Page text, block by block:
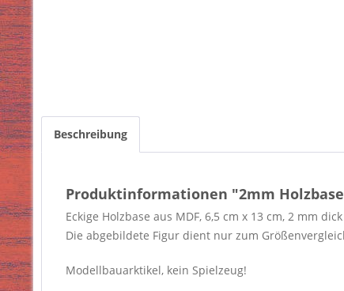
Beschreibung
Produktinformationen "2mm
Eckige Holzbase aus MDF, 6,5 cm x 13 cm, 2 mm
Die abgebildete Figur dient nur zum
Modellbauarktikel, kein Spielzeug!